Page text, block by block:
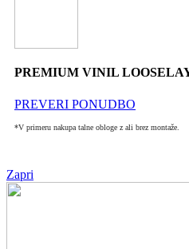
PREMIUM VINIL
PREVERI PONUDBO
*V primeru nakupa talne obloge z ali brez montaže.
Zapri